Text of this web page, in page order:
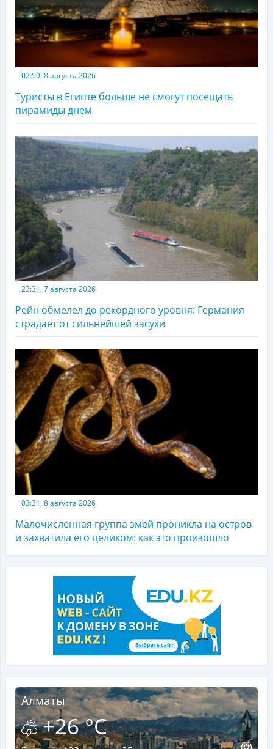
02:59, 8 августа 2026
Туристы в Египте больше не смогут посещать
пирамиды днем
23:31, 7 августа 2026
Рейн обмелел до рекордного уровня: Германия
страдает от сильнейшей засухи
03:31, 8 августа 2026
Малочисленная группа змей проникла на остров
и захватила его целиком: как это произошло
Алматы
+26 °C